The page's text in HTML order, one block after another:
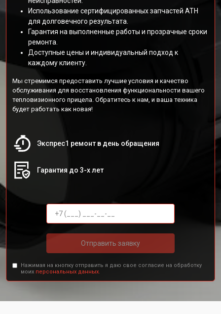
Использование сертифицированных запчастей АТН
для долговечного результата.
Гарантия на выполненные работы и прозрачные сроки
ремонта.
Доступные цены и индивидуальный подход к
каждому клиенту.
Мы стремимся предоставить лучшие условия и качество
обслуживания для восстановления функциональности вашего
тепловизионного прицела. Обратитесь к нам, и ваша техника
будет работать как новая!
Экспрес1 ремонт в день обращения
Гарантия до 3-х лет
Отправить заявку
Нажимая на кнопку отправить я даю свое согласие на обработку
моих персональных данных.